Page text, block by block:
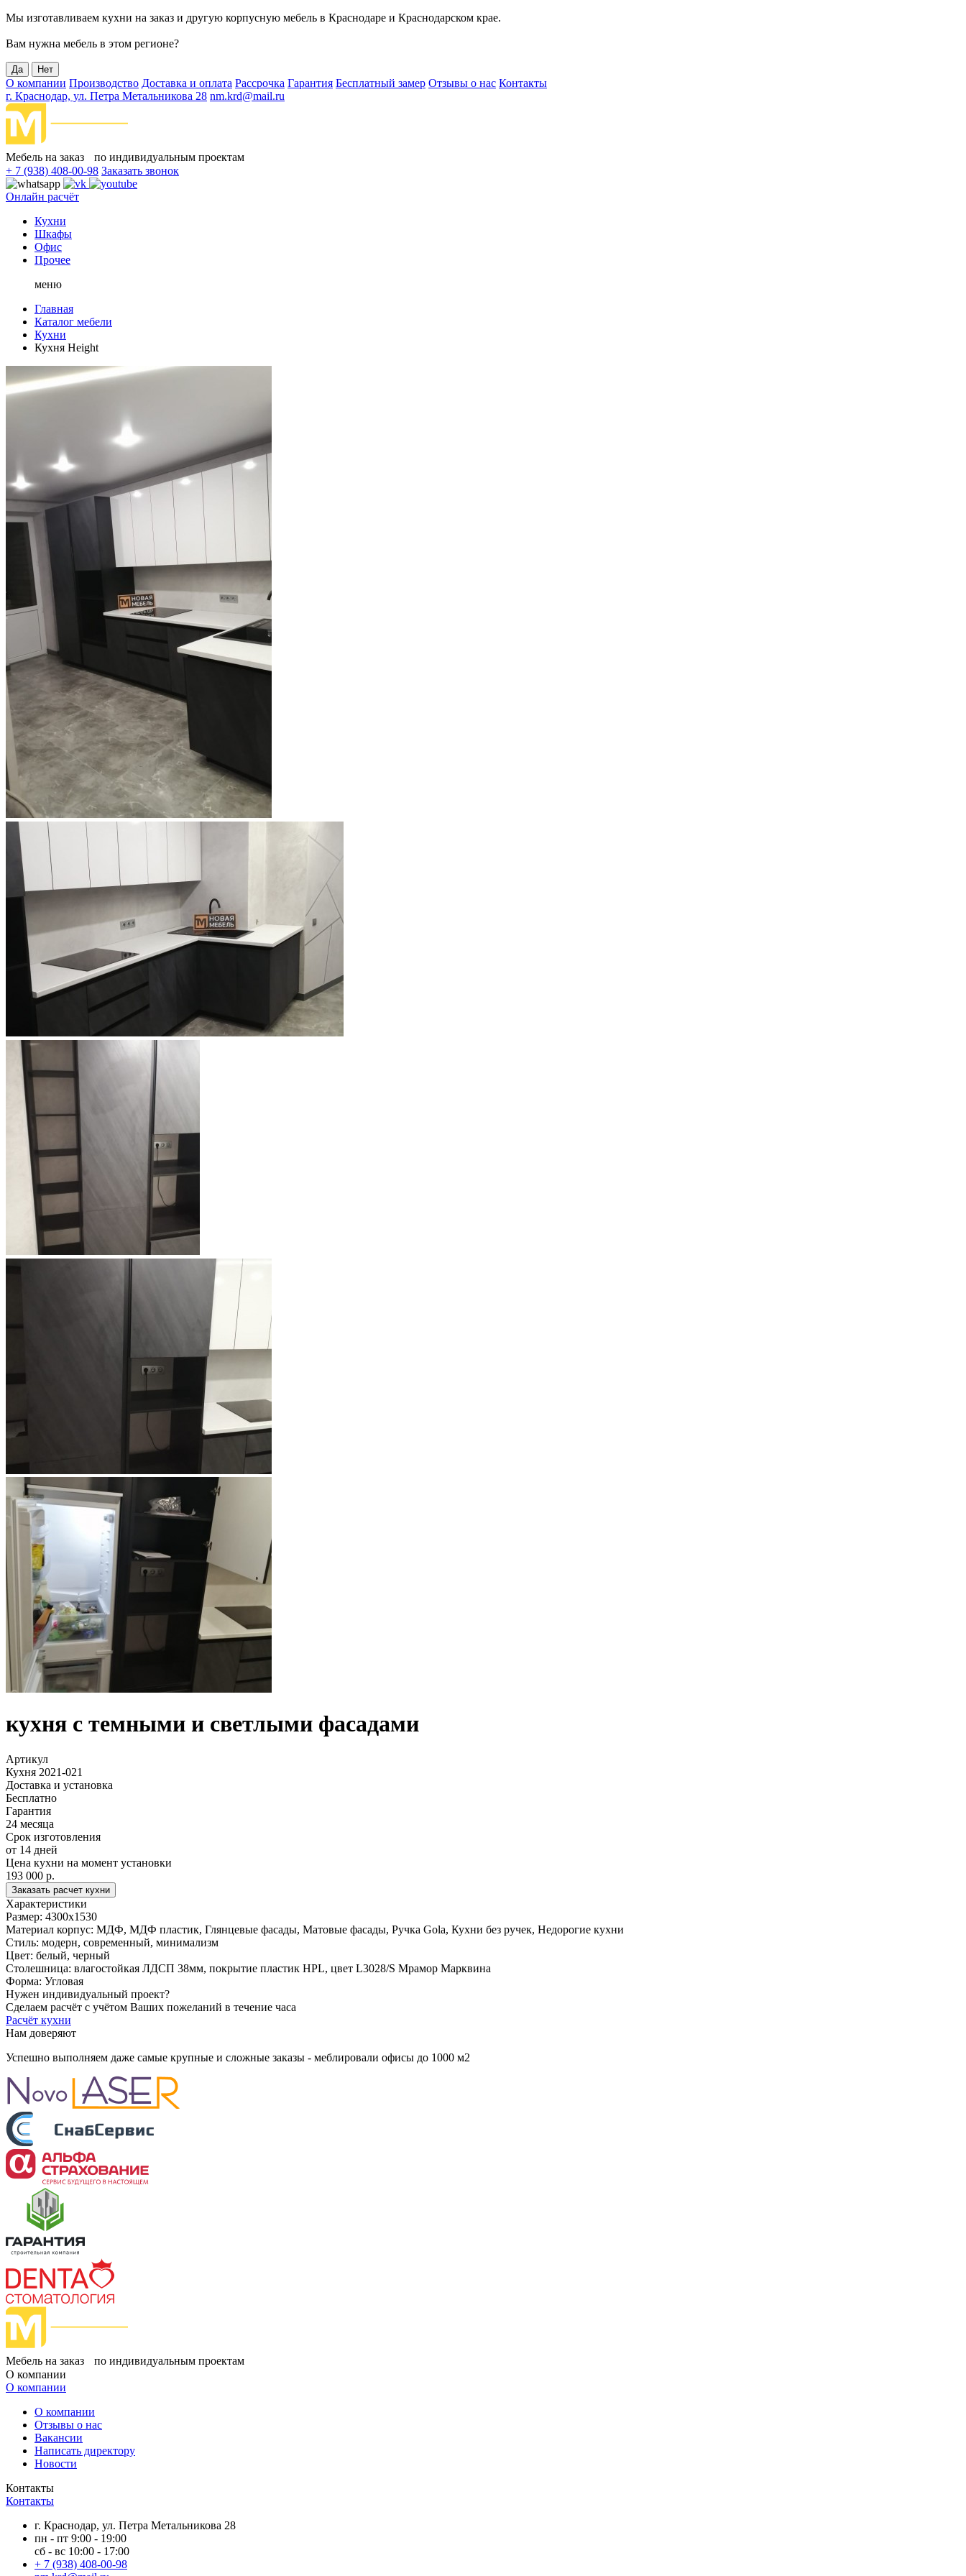
Мы изготавливаем кухни на заказ и другую корпусную мебель в Краснодаре и Краснодарском крае.
Вам нужна мебель в этом регионе?
Да Нет
О компании Производство Доставка и оплата Рассрочка Гарантия Бесплатный замер Отзывы о нас Контакты
г. Краснодар, ул. Петра Метальникова 28 nm.krd@mail.ru
Мебель на заказ по индивидуальным проектам
+ 7 (938) 408-00-98 Заказать звонок
Онлайн расчёт
Кухни
Шкафы
Офис
Прочее
меню
Главная
Каталог мебели
Кухни
Кухня Height
кухня с темными и светлыми фасадами
Артикул
Кухня 2021-021
Доставка и установка
Бесплатно
Гарантия
24 месяца
Срок изготовления
от 14 дней
Цена кухни на момент установки
193 000 р.
Заказать расчет кухни
Характеристики
Размер: 4300x1530
Материал корпус: МДФ, МДФ пластик, Глянцевые фасады, Матовые фасады, Ручка Gola, Кухни без ручек, Недорогие кухни
Стиль: модерн, современный, минимализм
Цвет: белый, черный
Столешница: влагостойкая ЛДСП 38мм, покрытие пластик HPL, цвет L3028/S Мрамор Марквина
Форма: Угловая
Нужен индивидуальный проект?
Сделаем расчёт с учётом Ваших пожеланий в течение часа
Расчёт кухни
Нам доверяют
Успешно выполняем даже самые крупные и сложные заказы - меблировали офисы до 1000 м2
Мебель на заказ по индивидуальным проектам
О компании
О компании
О компании
Отзывы о нас
Вакансии
Написать директору
Новости
Контакты
Контакты
г. Краснодар, ул. Петра Метальникова 28
пн - пт 9:00 - 19:00
сб - вс 10:00 - 17:00
+ 7 (938) 408-00-98